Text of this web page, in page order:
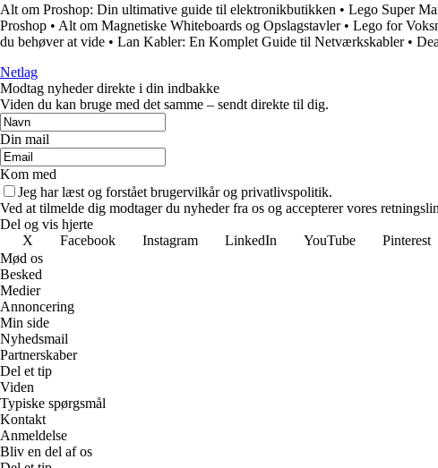
Alt om Proshop: Din ultimative guide til elektronikbutikken • Lego Super
Proshop • Alt om Magnetiske Whiteboards og Opslagstavler• Lego for
du behøver at vide • Lan Kabler: En Komplet Guide til Netværkskabler•
Netlag
Modtag nyheder direkte i din indbakke
Viden du kan bruge med det samme – sendt direkte til dig.
Din mail
Kom med
Jeg har læst og forstået brugervilkår og privatlivspolitik.
Ved at tilmelde dig modtager du nyheder fra os og accepterer vores
Del og vis hjerte
X
Facebook Instagram LinkedIn YouTube Pinterest
Mød os
Besked
Medier
Annoncering
Min side
Nyhedsmail
Partnerskaber
Del et tip
Viden
Typiske spørgsmål
Kontakt
Anmeldelse
Bliv en del af os